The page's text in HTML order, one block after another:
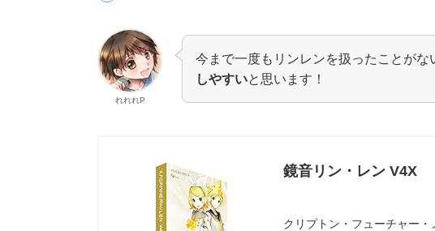
れれれP
今まで一度もリンレンを扱ったことがな
しやすいと思います！
鏡音リン・レン V4X
クリプトン・フューチャー・